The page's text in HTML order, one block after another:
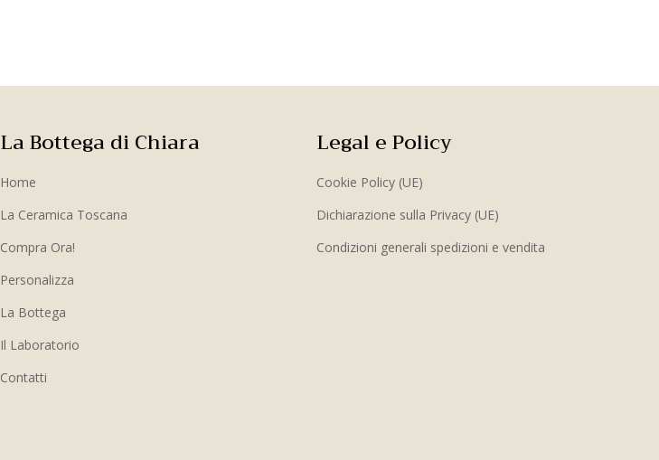
La Bottega di Chiara
Home
La Ceramica Toscana
Compra Ora!
Personalizza
La Bottega
Il Laboratorio
Contatti
Legal e Policy
Cookie Policy (UE)
Dichiarazione sulla Privacy (UE)
Condizioni generali spedizioni e vendita